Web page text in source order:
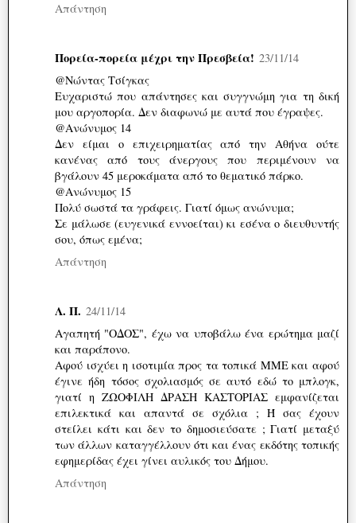
Απάντηση
Πορεία-πορεία μέχρι την Πρεσβεία! 23/11/14
@Νώντας Τσίγκας
Ευχαριστώ που απάντησες και συγγνώμη για τη δική
μου αργοπορία. Δεν διαφωνώ με αυτά που έγραψες.
@Ανώνυμος 14
Δεν είμαι ο επιχειρηματίας από την Αθήνα ούτε
κανένας από τους άνεργους που περιμένουν να
βγάλουν 45 μεροκάματα από το θεματικό πάρκο.
@Ανώνυμος 15
Πολύ σωστά τα γράφεις. Γιατί όμως ανώνυμα;
Σε μάλωσε (ευγενικά εννοείται) κι εσένα ο διευθυντής
σου, όπως εμένα;
Απάντηση
Λ. Π. 24/11/14
Αγαπητή "ΟΔΟΣ", έχω να υποβάλω ένα ερώτημα μαζί
και παράπονο.
Αφού ισχύει η ισοτιμία προς τα τοπικά ΜΜΕ και αφού
έγινε ήδη τόσος σχολιασμός σε αυτό εδώ το μπλογκ,
γιατί η ΖΩΟΦΙΛΗ ΔΡΑΣΗ ΚΑΣΤΟΡΙΑΣ εμφανίζεται
επιλεκτικά και απαντά σε σχόλια ; Ή σας έχουν
στείλει κάτι και δεν το δημοσιεύσατε ; Γιατί μεταξύ
των άλλων καταγγέλλουν ότι και ένας εκδότης τοπικής
εφημερίδας έχει γίνει αυλικός του Δήμου.
Απάντηση